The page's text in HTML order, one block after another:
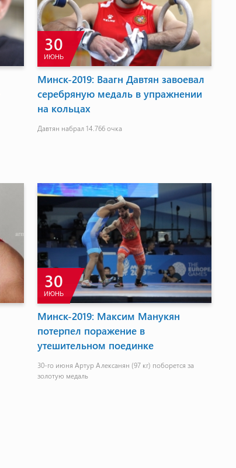
30
ИЮНЬ
Минск-2019: Ваагн Давтян завоевал
серебряную медаль в упражнении
на кольцах
Давтян набрал 14.766 очка
30
ИЮНЬ
Минск-2019: Максим Манукян
потерпел поражение в
утешительном поединке
30-го июня Артур Алексанян (97 кг) поборется за
золотую медаль